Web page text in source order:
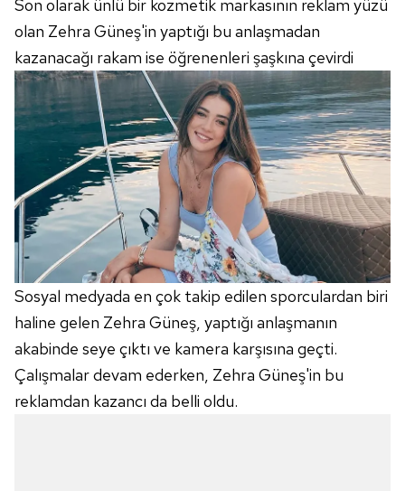
kullanılmaktadır. Diğer çerezler, sitemizin daha işlevsel
kılınması ve kişiselleştirilmesi ve sizlere yönelik
reklam/pazarlama faaliyetlerinin yapılması, amaçlarıyla
sınırlı olarak açık rızanız dahilinde kullanılacaktır.
Çerezlere ilişkin tercihlerinizi aşağıda yer alan panel
vasıtasıyla belirleyebilirsiniz. Çerezlere ilişkin detaylı bilgi
için Ayarlar butonuna tıklayabilir,
Çerez Bilgilendirme
Metnimiziziyaret edebilirsiniz.
6698 sayılı Kişisel Verilerin Korunması Kanunu uyarınca
hazırlanmış Aydınlatma Metnimizi okumak ve sitemizde
ilgili mevzuata uygun olarak kullanılan çerezlerle ilgili bilgi
almak için lütfentıklayınız .
Son olarak ünlü bir kozmetik markasının reklam yüzü
olan Zehra Güneş'in yaptığı bu anlaşmadan
kazanacağı rakam ise öğrenenleri şaşkına çevirdi
Sosyal medyada en çok takip edilen sporculardan biri
haline gelen Zehra Güneş, yaptığı anlaşmanın
akabinde seye çıktı ve kamera karşısına geçti.
Çalışmalar devam ederken, Zehra Güneş'in bu
reklamdan kazancı da belli oldu.